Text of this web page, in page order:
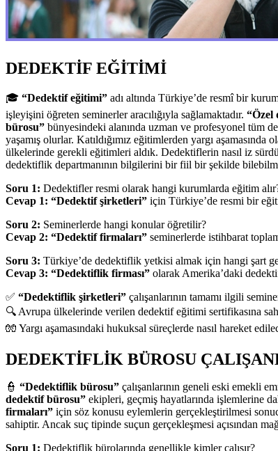
DEDEKTİF EĞİTİMİ
🎓 “Dedektif eğitimi” adı altında Türkiye’de resmî bir
işleyişini öğreten seminerler aracılığıyla sağlamaktadır. “Özel
bürosu” bünyesindeki alanında uzman ve profesyonel tüm
yaşamış olurlar. Katıldığımız eğitimlerden yargı
ülkelerinde gerekli eğitimleri aldık. Dedektiflerin nasıl iz
dedektiflik departmanının bilgilerini bir fiil bir şekilde
Soru 1: Dedektifler resmi olarak hangi kurumlarda eğitim
Cevap 1: “Dedektif şirketleri” için Türkiye’de resmi bir
Soru 2: Seminerlerde hangi konular öğretilir?
Cevap 2: “Dedektif firmaları” seminerlerde istihbarat
Soru 3: Türkiye’de dedektiflik yetkisi almak için hangi şart
Cevap 3: “Dedektiflik firması” olarak Amerika’daki
✅ “Dedektiflik şirketleri” çalışanlarının tamamı ilgili
🔍 Avrupa ülkelerinde verilen dedektif eğitimi sertifikasına
🧤 Yargı aşamasındaki hukuksal süreçlerde nasıl hareket
DEDEKTİFLİK BÜROSU
👮 “Dedektiflik bürosu” çalışanlarının geneli eski emekli
dedektif bürosu” ekipleri, geçmiş hayatlarında işlemlerine
firmaları” için söz konusu eylemlerin gerçekleştirilmesi
sahiptir. Ancak suç tipinde suçun gerçekleşmesi açısından
Soru 1: Dedektiflik bürolarında genellikle kimler çalışır?